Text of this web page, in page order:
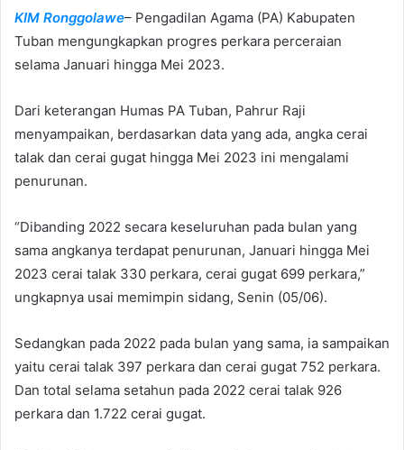
KIM Ronggolawe– Pengadilan Agama (PA) Kabupaten
Tuban mengungkapkan progres perkara perceraian
selama Januari hingga Mei 2023.
Dari keterangan Humas PA Tuban, Pahrur Raji
menyampaikan, berdasarkan data yang ada, angka cerai
talak dan cerai gugat hingga Mei 2023 ini mengalami
penurunan.
“Dibanding 2022 secara keseluruhan pada bulan yang
sama angkanya terdapat penurunan, Januari hingga Mei
2023 cerai talak 330 perkara, cerai gugat 699 perkara,”
ungkapnya usai memimpin sidang, Senin (05/06).
Sedangkan pada 2022 pada bulan yang sama, ia sampaikan
yaitu cerai talak 397 perkara dan cerai gugat 752 perkara.
Dan total selama setahun pada 2022 cerai talak 926
perkara dan 1.722 cerai gugat.